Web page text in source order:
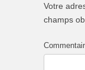
Votre
champs